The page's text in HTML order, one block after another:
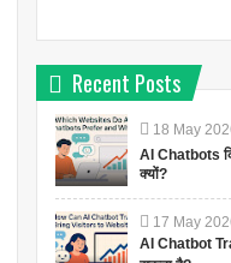
Recent Posts
18 May
AI Chatbots
क्यों?
17 May
AI Chatbot